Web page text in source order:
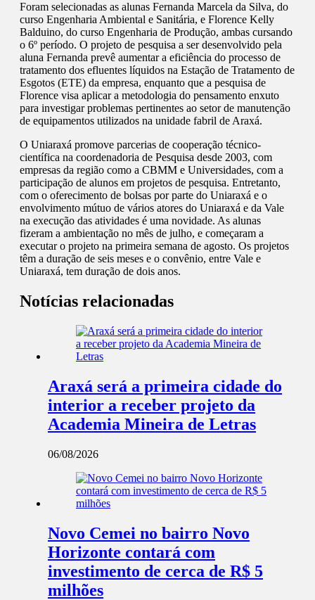
Foram selecionadas as alunas Fernanda Marcela da Silva, do
curso Engenharia Ambiental e Sanitária, e Florence Kelly
Balduino, do curso Engenharia de Produção, ambas cursando
o 6º período. O projeto de pesquisa a ser desenvolvido pela
aluna Fernanda prevê aumentar a eficiência do processo de
tratamento dos efluentes líquidos na Estação de Tratamento de
Esgotos (ETE) da empresa, enquanto que a pesquisa de
Florence visa aplicar a metodologia do pensamento enxuto
para investigar problemas pertinentes ao setor de manutenção
de equipamentos utilizados na unidade fabril de Araxá.
O Uniaraxá promove parcerias de cooperação técnico-
científica na coordenadoria de Pesquisa desde 2003, com
empresas da região como a CBMM e Universidades, com a
participação de alunos em projetos de pesquisa. Entretanto,
com o oferecimento de bolsas por parte do Uniaraxá e o
envolvimento mútuo de vários atores do Uniaraxá e da Vale
na execução das atividades é uma novidade. As alunas
fizeram a ambientação no mês de julho, e começaram a
executar o projeto na primeira semana de agosto. Os projetos
têm a duração de seis meses e o convênio, entre Vale e
Uniaraxá, tem duração de dois anos.
Notícias relacionadas
Araxá será a primeira cidade do
interior a receber projeto da
Academia Mineira de Letras
06/08/2026
Novo Cemei no bairro Novo
Horizonte contará com
investimento de cerca de R$ 5
milhões